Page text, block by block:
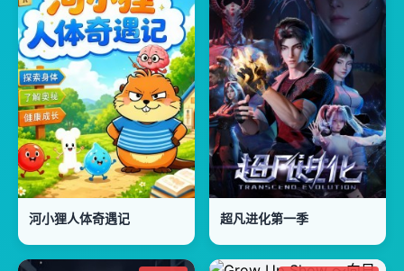
河小狸人体奇遇记 超凡进化第一季